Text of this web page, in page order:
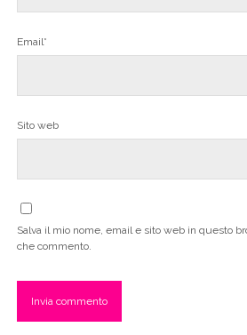
Email*
Sito web
Salva il mio nome, email e sito web in questo
che commento.